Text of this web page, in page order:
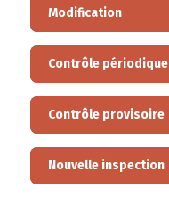
Modification
Contrôle périodique
Contrôle provisoire
Nouvelle inspection